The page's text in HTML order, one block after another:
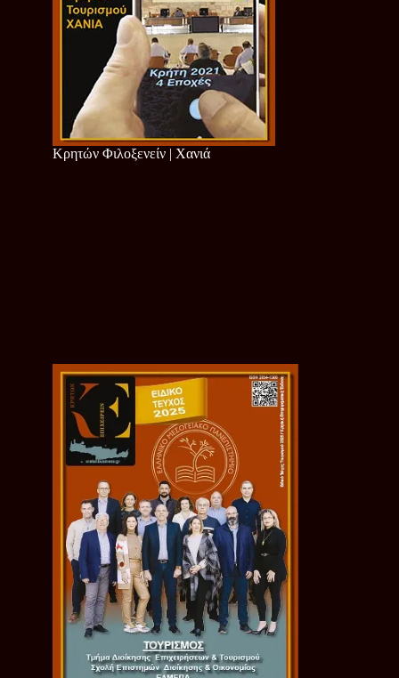
Κρητών Φιλοξενείν | Χανιά